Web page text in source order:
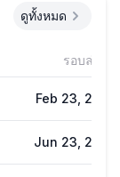
ดูทั้งหมด
รอบล่าสุด
Feb 23, 2026
Jun 23, 2026